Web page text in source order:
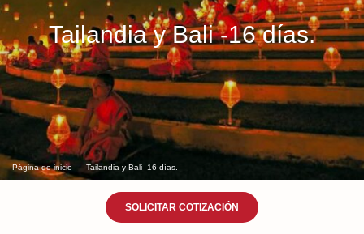
Tailandia y Bali -16 días.
Página de inicio Tailandia y Bali -16 días.
SOLICITAR COTIZACIÓN